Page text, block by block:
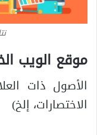
موقع الويب
الأصول ذات
الاختصارات، إلخ)